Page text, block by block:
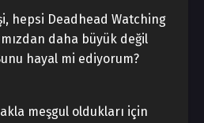
hepsi Deadhead Watching
daha büyük değil
hayal mi ediyorum?
meşgul oldukları için